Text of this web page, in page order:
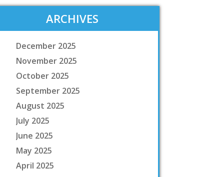
ARCHIVES
December 2025
November 2025
October 2025
September 2025
August 2025
July 2025
June 2025
May 2025
April 2025